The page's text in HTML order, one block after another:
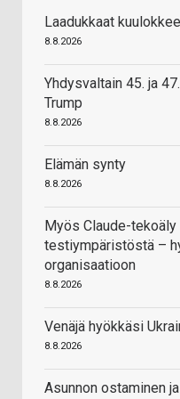
Laadukkaat
8.8.2026
Yhdysvaltain 45. ja
Trump
8.8.2026
Elämän synty
8.8.2026
Myös Claude-
testiympäristöstä –
organisaatioon
8.8.2026
Venäjä hyökkäsi
8.8.2026
Asunnon ostaminen